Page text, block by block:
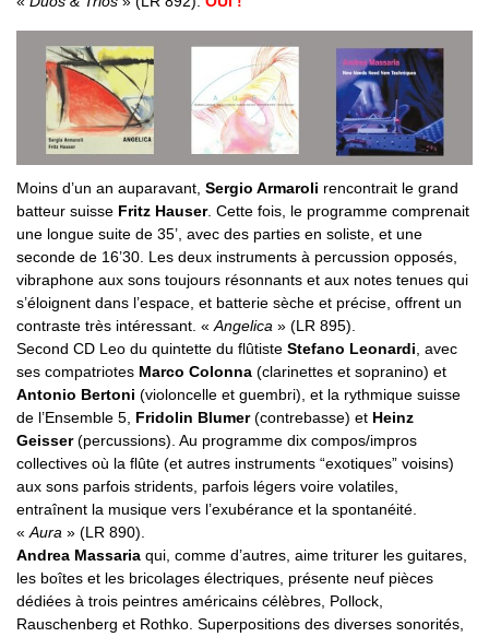
Moins d’un an auparavant, Sergio Armaroli rencontrait le grand
batteur suisse Fritz Hauser. Cette fois, le programme comprenait
une longue suite de 35’, avec des parties en soliste, et une
seconde de 16’30. Les deux instruments à percussion opposés,
vibraphone aux sons toujours résonnants et aux notes tenues qui
s’éloignent dans l’espace, et batterie sèche et précise, offrent un
contraste très intéressant. «Angelica » (LR 895).
Second CD Leo du quintette du flûtiste Stefano Leonardi, avec
ses compatriotes Marco Colonna (clarinettes et sopranino) et
Antonio Bertoni (violoncelle et guembri), et la rythmique suisse
de l’Ensemble 5, Fridolin Blumer(contrebasse) et Heinz
Geisser(percussions). Au programme dix compos/impros
collectives où la flûte (et autres instruments “exotiques” voisins)
aux sons parfois stridents, parfois légers voire volatiles,
entraînent la musique vers l’exubérance et la spontanéité.
«Aura » (LR 890).
Andrea Massaria qui, comme d’autres, aime triturer les guitares,
les boîtes et les bricolages électriques, présente neuf pièces
dédiées à trois peintres américains célèbres, Pollock,
Rauschenberg et Rothko. Superpositions des diverses sonorités,